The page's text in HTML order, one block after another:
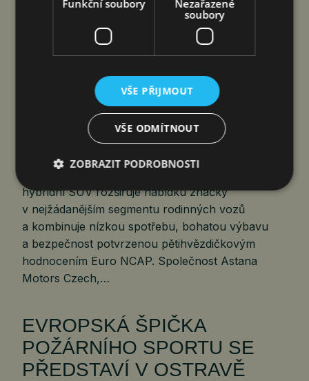
ZVYŠUJE BEZPEČNOST
PRO RODINY S 5*
HODNOCENÍM EURO…
6. 8. 2026
Praha 6. srpna 2026 (PROTEXT) – Chery přivádí
hybridní SUV rozšiřuje nabídku značky
v nejžádanějším segmentu rodinných vozů
a kombinuje nízkou spotřebu, bohatou výbavu
a bezpečnost potvrzenou pětihvězdičkovým
hodnocením Euro NCAP. Společnost Astana
Motors Czech,…
EVROPSKÁ ŠPIČKA
POŽÁRNÍHO SPORTU SE
PŘEDSTAVÍ V OSTRAVĚ
Funkční soubory
Nezařazené
soubory
VŠE PŘIJMOUT
VŠE ODMÍTNOUT
ZOBRAZIT PODROBNOSTI